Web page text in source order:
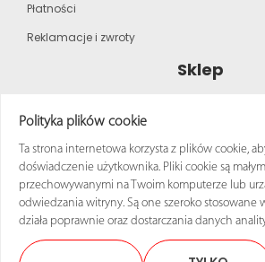
Płatności
Reklamacje i zwroty
Sklep
Strona główna
Katalog produktów
Regulamin zakupów
Polityka plików cookie
Ta strona internetowa korzysta z plików cookie,
doświadczenie użytkownika. Pliki cookie są
przechowywanymi na Twoim komputerze lub
odwiedzania witryny. Są one szeroko stosowane
działa poprawnie oraz dostarczania danych